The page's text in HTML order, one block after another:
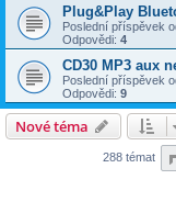
Plug&Play
Poslední příspěvek
Odpovědi: 4
CD30 MP3 aux
Poslední příspěvek
Odpovědi: 9
Nové téma
288 témat